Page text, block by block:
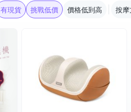
有現貨 挑戰低價 價格低到高 按